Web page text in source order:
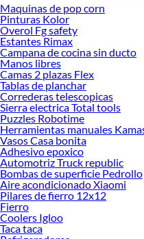
Maquinas de pop corn
Pinturas Kolor
Overol Fg safety
Estantes Rimax
Campana de cocina sin ducto
Manos libres
Camas 2 plazas Flex
Tablas de planchar
Correderas telescopicas
Sierra electrica Total tools
Puzzles Robotime
Herramientas manuales
Vasos Casa bonita
Adhesivo epoxico
Automotriz Truck republic
Bombas de superficie Pedrollo
Aire acondicionado Xiaomi
Pilares de fierro 12x12
Fierro
Coolers Igloo
Taca taca